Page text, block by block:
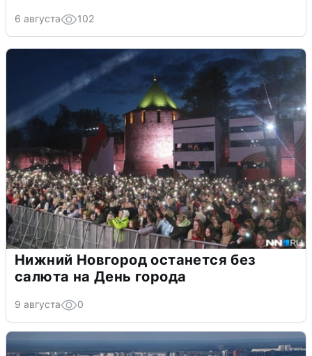
6 августа 102
Нижний Новгород останется без
салюта на День города
9 августа 0